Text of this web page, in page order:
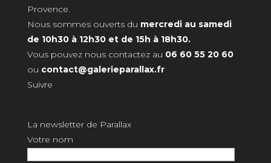
Provence.
Nous sommes ouverts du mercredi au samedi
de 10h30 à 12h30 et de 15h à 18h30.
Vous pouvez nous contactez au 06 60 55 20 60
ou contact@galerieparallax.fr
Suivre
La newsletter de Parallax
Votre nom